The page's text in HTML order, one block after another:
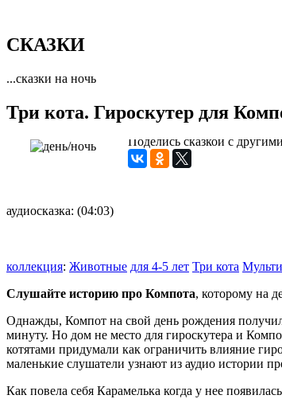
СКАЗКИ
...сказки на ночь
Три кота. Гироскутер для
Поделись сказкой с
аудиосказка: (04:03)
коллекция: Животные для 4-5 лет Три кота
Слушайте историю про Компота, которому на
Однажды, Компот на свой день рождения
минуту. Но дом не место для гироскутера и
котятами придумали как ограничить влияние
маленькие слушатели узнают из аудио истории
Как повела себя Карамелька когда у нее